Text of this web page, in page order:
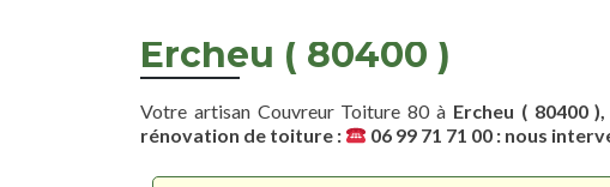
Ercheu ( 80400 )
Votre artisan Couvreur Toiture 80 à Ercheu ( 80400
rénovation de toiture :
06 99 71 71 00 : nous